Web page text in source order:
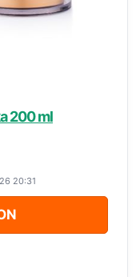
200 ml
20:31